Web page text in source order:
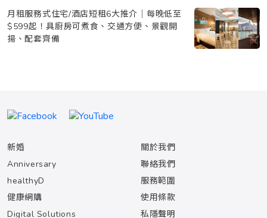
月租服務式住宅/酒店短租6大推介｜每晚低至
$599起！具廚房可煮食、交通方便、景觀開
揚、配套齊備
新婚
Anniversary
healthyD
健康網購
Digital Solutions
關於我們
聯絡我們
服務範圍
使用條款
私隱聲明